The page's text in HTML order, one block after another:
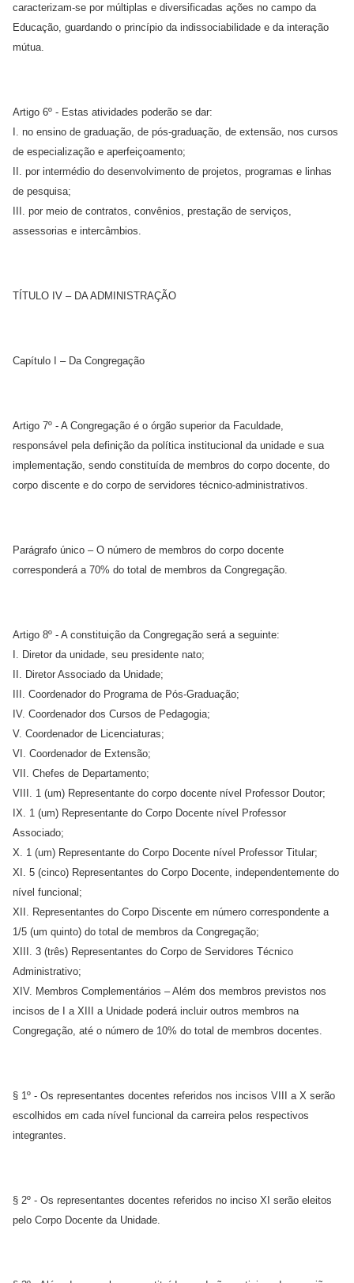
caracterizam-se por múltiplas e diversificadas ações no campo da
Educação, guardando o princípio da indissociabilidade e da interação
mútua.
Artigo 6º - Estas atividades poderão se dar:
I. no ensino de graduação, de pós-graduação, de extensão, nos cursos
de especialização e aperfeiçoamento;
II. por intermédio do desenvolvimento de projetos, programas e linhas
de pesquisa;
III. por meio de contratos, convênios, prestação de serviços,
assessorias e intercâmbios.
TÍTULO IV – DA ADMINISTRAÇÃO
Capítulo I – Da Congregação
Artigo 7º - A Congregação é o órgão superior da Faculdade,
responsável pela definição da política institucional da unidade e sua
implementação, sendo constituída de membros do corpo docente, do
corpo discente e do corpo de servidores técnico-administrativos.
Parágrafo único – O número de membros do corpo docente
corresponderá a 70% do total de membros da Congregação.
Artigo 8º - A constituição da Congregação será a seguinte:
I. Diretor da unidade, seu presidente nato;
II. Diretor Associado da Unidade;
III. Coordenador do Programa de Pós-Graduação;
IV. Coordenador dos Cursos de Pedagogia;
V. Coordenador de Licenciaturas;
VI. Coordenador de Extensão;
VII. Chefes de Departamento;
VIII. 1 (um) Representante do corpo docente nível Professor Doutor;
IX. 1 (um) Representante do Corpo Docente nível Professor
Associado;
X. 1 (um) Representante do Corpo Docente nível Professor Titular;
XI. 5 (cinco) Representantes do Corpo Docente, independentemente do
nível funcional;
XII. Representantes do Corpo Discente em número correspondente a
1/5 (um quinto) do total de membros da Congregação;
XIII. 3 (três) Representantes do Corpo de Servidores Técnico
Administrativo;
XIV. Membros Complementários – Além dos membros previstos nos
incisos de I a XIII a Unidade poderá incluir outros membros na
Congregação, até o número de 10% do total de membros docentes.
§ 1º - Os representantes docentes referidos nos incisos VIII a X serão
escolhidos em cada nível funcional da carreira pelos respectivos
integrantes.
§ 2º - Os representantes docentes referidos no inciso XI serão eleitos
pelo Corpo Docente da Unidade.